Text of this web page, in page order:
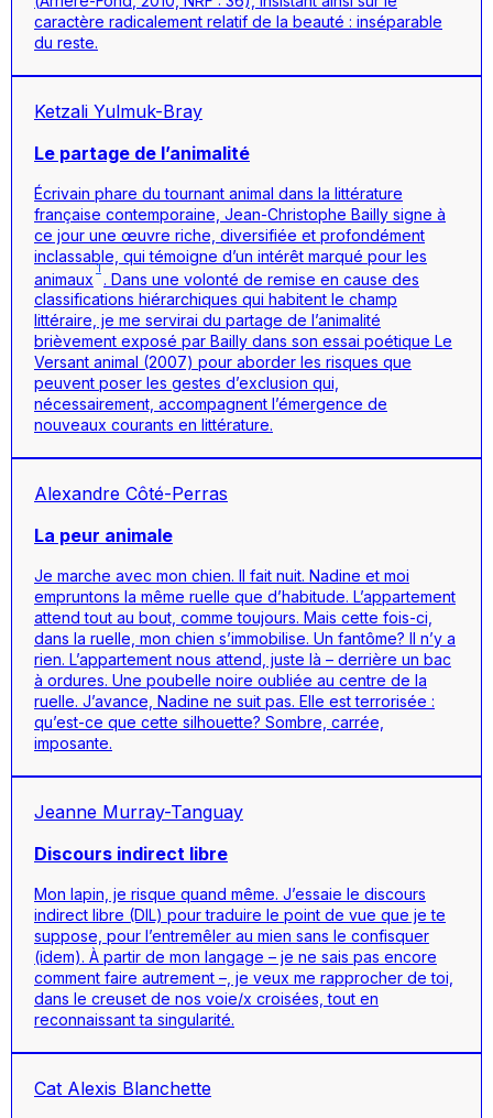
caractère radicalement relatif de la beauté : inséparable
du reste.
Ketzali Yulmuk-Bray
Le partage de l’animalité
Écrivain phare du tournant animal dans la littérature
française contemporaine, Jean-Christophe Bailly signe à
ce jour une œuvre riche, diversifiée et profondément
inclassable, qui témoigne d’un intérêt marqué pour les
animaux
1
. Dans une volonté de remise en cause des
classifications hiérarchiques qui habitent le champ
littéraire, je me servirai du partage de l’animalité
brièvement exposé par Bailly dans son essai poétique Le
Versant animal (2007) pour aborder les risques que
peuvent poser les gestes d’exclusion qui,
nécessairement, accompagnent l’émergence de
nouveaux courants en littérature.
Alexandre Côté-Perras
La peur animale
Je marche avec mon chien. Il fait nuit. Nadine et moi
empruntons la même ruelle que d’habitude. L’appartement
attend tout au bout, comme toujours. Mais cette fois-ci,
dans la ruelle, mon chien s’immobilise. Un fantôme? Il n’y a
rien. L’appartement nous attend, juste là – derrière un bac
à ordures. Une poubelle noire oubliée au centre de la
ruelle. J’avance, Nadine ne suit pas. Elle est terrorisée :
qu’est-ce que cette silhouette? Sombre, carrée,
imposante.
Jeanne Murray-Tanguay
Discours indirect libre
Mon lapin, je risque quand même. J’essaie le discours
indirect libre (DIL) pour traduire le point de vue que je te
suppose, pour l’entremêler au mien sans le confisquer
(idem). À partir de mon langage – je ne sais pas encore
comment faire autrement –, je veux me rapprocher de toi,
dans le creuset de nos voie/x croisées, tout en
reconnaissant ta singularité.
Cat Alexis Blanchette